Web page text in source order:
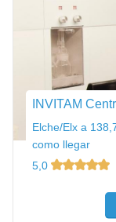
INVITAM
Elche/Elx a
como llegar
5,0